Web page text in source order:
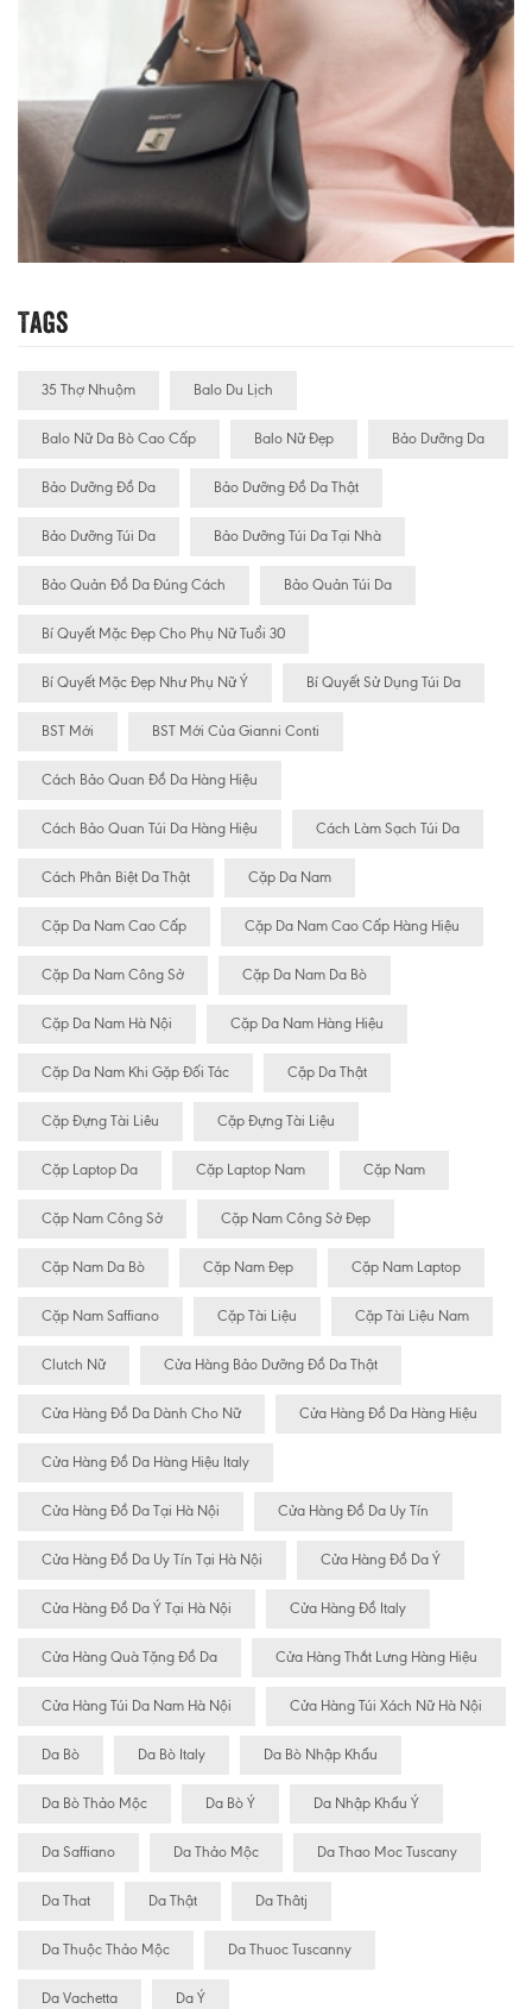
Tags
35 Thợ Nhuộm Balo Du Lịch
Balo Nữ Da Bò Cao Cấp Balo Nữ Đẹp Bảo Dưỡng Da
Bảo Dưỡng Đồ Da Bảo Dưỡng Đồ Da Thật
Bảo Dưỡng Túi Da Bảo Dưỡng Túi Da Tại Nhà
Bảo Quản Đồ Da Đúng Cách Bảo Quản Túi Da
Bí Quyết Mặc Đẹp Cho Phụ Nữ Tuổi 30
Bí Quyết Mặc Đẹp Như Phụ Nữ Ý Bí Quyết Sử Dụng Túi Da
BST Mới BST Mới Của Gianni Conti
Cách Bảo Quan Đồ Da Hàng Hiệu
Cách Bảo Quan Túi Da Hàng Hiệu Cách Làm Sạch Túi Da
Cách Phân Biệt Da Thật Cặp Da Nam
Cặp Da Nam Cao Cấp Cặp Da Nam Cao Cấp Hàng Hiệu
Cặp Da Nam Công Sở Cặp Da Nam Da Bò
Cặp Da Nam Hà Nội Cặp Da Nam Hàng Hiệu
Cặp Da Nam Khi Gặp Đối Tác Cặp Da Thật
Cặp Đựng Tài Liêu Cặp Đựng Tài Liệu
Cặp Laptop Da Cặp Laptop Nam Cặp Nam
Cặp Nam Công Sở Cặp Nam Công Sở Đẹp
Cặp Nam Da Bò Cặp Nam Đẹp Cặp Nam Laptop
Cặp Nam Saffiano Cặp Tài Liệu Cặp Tài Liệu Nam
Clutch Nữ Cửa Hàng Bảo Dưỡng Đồ Da Thật
Cửa Hàng Đồ Da Dành Cho Nữ Cửa Hàng Đồ Da Hàng Hiệu
Cửa Hàng Đồ Da Hàng Hiệu Italy
Cửa Hàng Đồ Da Tại Hà Nội Cửa Hàng Đồ Da Uy Tín
Cửa Hàng Đồ Da Uy Tín Tại Hà Nội Cửa Hàng Đồ Da Ý
Cửa Hàng Đồ Da Ý Tại Hà Nội Cửa Hàng Đồ Italy
Cửa Hàng Quà Tặng Đồ Da Cửa Hàng Thắt Lưng Hàng Hiệu
Cửa Hàng Túi Da Nam Hà Nội Cửa Hàng Túi Xách Nữ Hà Nội
Da Bò Da Bò Italy Da Bò Nhập Khẩu
Da Bò Thảo Mộc Da Bò Ý Da Nhập Khẩu Ý
Da Saffiano Da Thảo Mộc Da Thao Moc Tuscany
Da That Da Thật Da Thâtj
Da Thuộc Thảo Mộc Da Thuoc Tuscanny
Da Vachetta Da Ý